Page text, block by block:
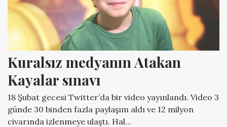
Kuralsız medyanın Atakan
Kayalar sınavı
18 Şubat gecesi Twitter’da bir video yayınlandı. Video 3
günde 30 binden fazla paylaşım aldı ve 12 milyon
civarında izlenmeye ulaştı. Hal…